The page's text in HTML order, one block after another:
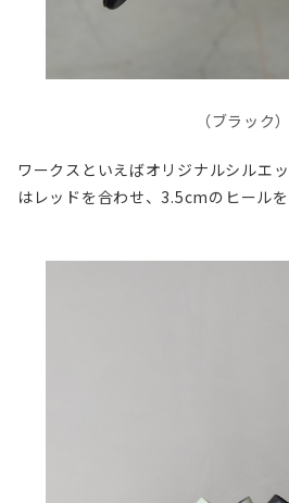
（ブラック）
ワークスといえばオリジナルシルエ
はレッドを合わせ、3.5cmのヒールを